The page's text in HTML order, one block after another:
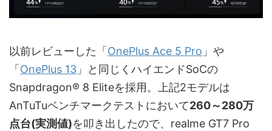
以前レビューした「OnePlus Ace 5 Pro 」や
「OnePlus 13 」と同じくハイエンドSoCの
Snapdragon® 8 Eliteを採用。上記2モデルは
AnTuTuベンチマークテストにおいて260～280万
点台(実測値)を叩き出したので、realme GT7 Pro